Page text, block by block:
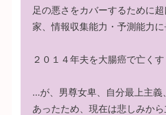
足の悪さをカバーするために
家、情報収集能力・予測能力に
２０１４年夫を大腸癌で亡くす
…が、男尊女卑、自分最上主義
あったため、現在は悲しみか